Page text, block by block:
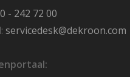
- 242 72 00
servicedesk@dekroon.com